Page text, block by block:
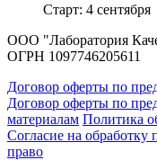
Старт: 4 сентября
ООО "Лаборатория
ОГРН 1097746205611
Договор оферты по
Договор оферты по
материалам Политика
Согласие на
право